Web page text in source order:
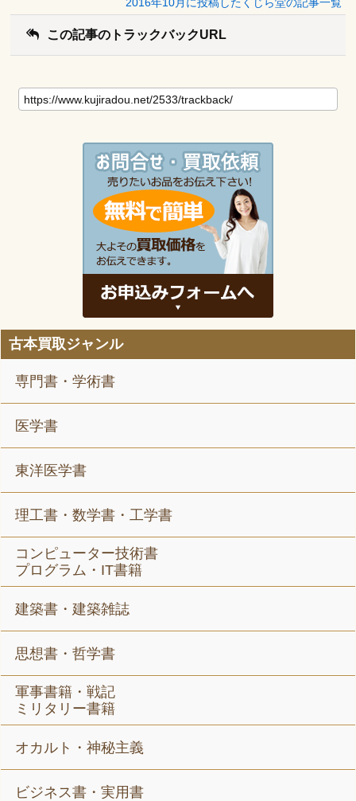
この記事のトラックバックURL
古本買取ジャンル
専門書・学術書
医学書
東洋医学書
理工書・数学書・工学書
コンピューター技術書
プログラム・IT書籍
建築書・建築雑誌
思想書・哲学書
軍事書籍・戦記
ミリタリー書籍
オカルト・神秘主義
ビジネス書・実用書